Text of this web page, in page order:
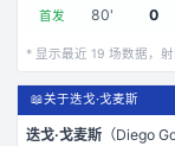
首发 80' 0
* 显示最近 19 场数据，
📖关于迭戈·戈麦斯
迭戈·戈麦斯 （Diego